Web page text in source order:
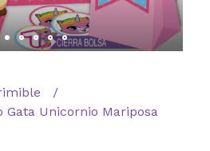
Unicornio Mariposa